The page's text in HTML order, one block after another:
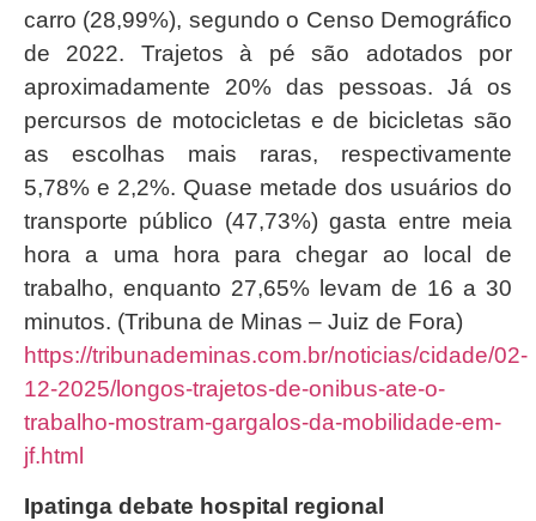
carro (28,99%), segundo o Censo Demográfico
de 2022. Trajetos à pé são adotados por
aproximadamente 20% das pessoas. Já os
percursos de motocicletas e de bicicletas são
as escolhas mais raras, respectivamente
5,78% e 2,2%. Quase metade dos usuários do
transporte público (47,73%) gasta entre meia
hora a uma hora para chegar ao local de
trabalho, enquanto 27,65% levam de 16 a 30
minutos. (Tribuna de Minas – Juiz de Fora)
https://tribunademinas.com.br/noticias/cidade/02-
12-2025/longos-trajetos-de-onibus-ate-o-
trabalho-mostram-gargalos-da-mobilidade-em-
jf.html
Ipatinga debate hospital regional